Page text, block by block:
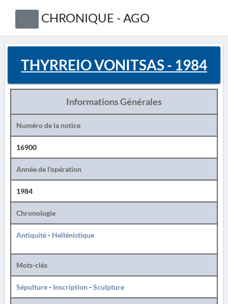
CHRONIQUE - AGO
THYRREIO VONITSAS - 1984
Informations Générales
Numéro de la notice
16900
Année de l'opération
1984
Chronologie
Antiquité- Hellénistique
Mots-clés
Sépulture- Inscription-Sculpture